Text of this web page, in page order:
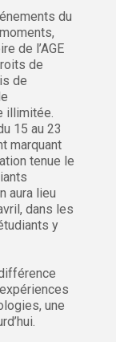
du
de l’AGE
de
de
illimitée.
15 au 23
marquant
tenue le
aura lieu
dans les
y
une